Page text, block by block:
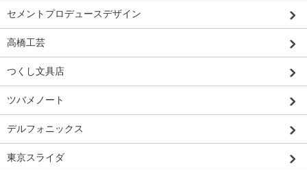
セメントプロデュースデザイン
高橋工芸
つくし文具店
ツバメノート
デルフォニックス
東京スライダ